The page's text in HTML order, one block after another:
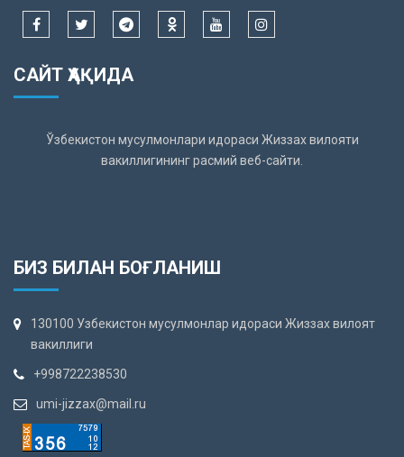
САЙТ ҲАҚИДА
Ўзбекистон мусулмонлари идораси Жиззах вилояти
вакиллигининг расмий веб-сайти.
БИЗ БИЛАН БОҒЛАНИШ
130100 Узбекистон мусулмонлар идораси Жиззах вилоят
вакиллиги
+998722238530
umi-jizzax@mail.ru